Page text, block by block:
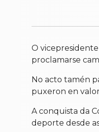
O
proclamarse
No acto tamén
puxeron en
A conquista da
deporte desde